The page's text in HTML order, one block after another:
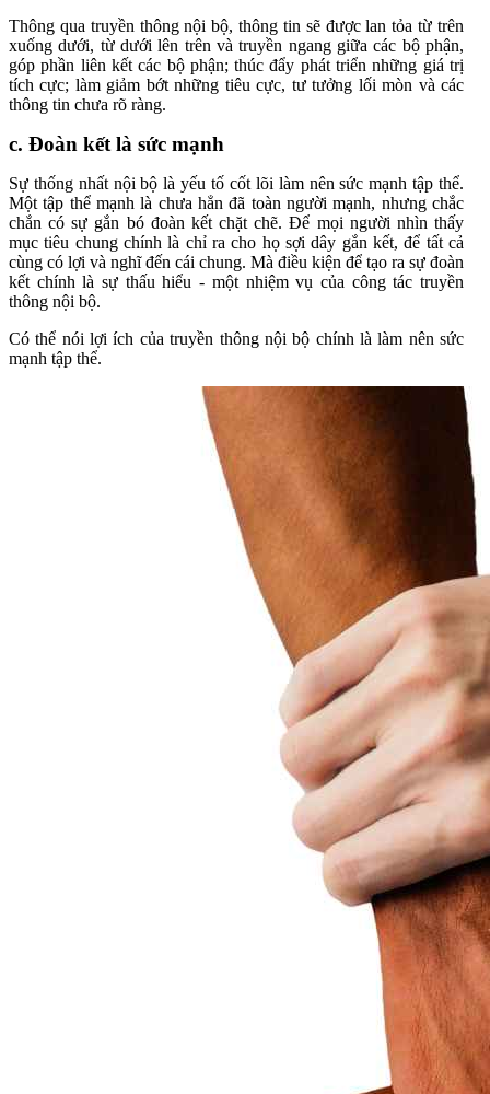
Thông qua truyền thông nội bộ, thông tin sẽ được lan tỏa từ trên
xuống dưới, từ dưới lên trên và truyền ngang giữa các bộ phận,
góp phần liên kết các bộ phận; thúc đẩy phát triển những giá trị
tích cực; làm giảm bớt những tiêu cực, tư tưởng lối mòn và các
thông tin chưa rõ ràng.
c. Đoàn kết là sức mạnh
Sự thống nhất nội bộ là yếu tố cốt lõi làm nên sức mạnh tập thể.
Một tập thể mạnh là chưa hẳn đã toàn người mạnh, nhưng chắc
chắn có sự gắn bó đoàn kết chặt chẽ. Để mọi người nhìn thấy
mục tiêu chung chính là chỉ ra cho họ sợi dây gắn kết, để tất cả
cùng có lợi và nghĩ đến cái chung. Mà điều kiện để tạo ra sự đoàn
kết chính là sự thấu hiểu - một nhiệm vụ của công tác truyền
thông nội bộ.
Có thể nói lợi ích của truyền thông nội bộ chính là làm nên sức
mạnh tập thể.